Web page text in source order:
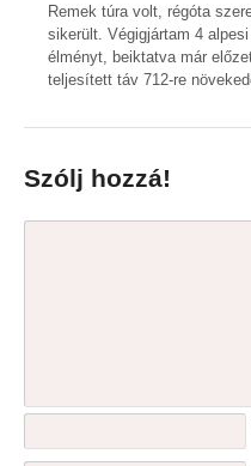
Remek túra volt, régóta
sikerült. Végigjártam 4
élményt, beiktatva már
teljesített táv 712-re
Szólj hozzá!